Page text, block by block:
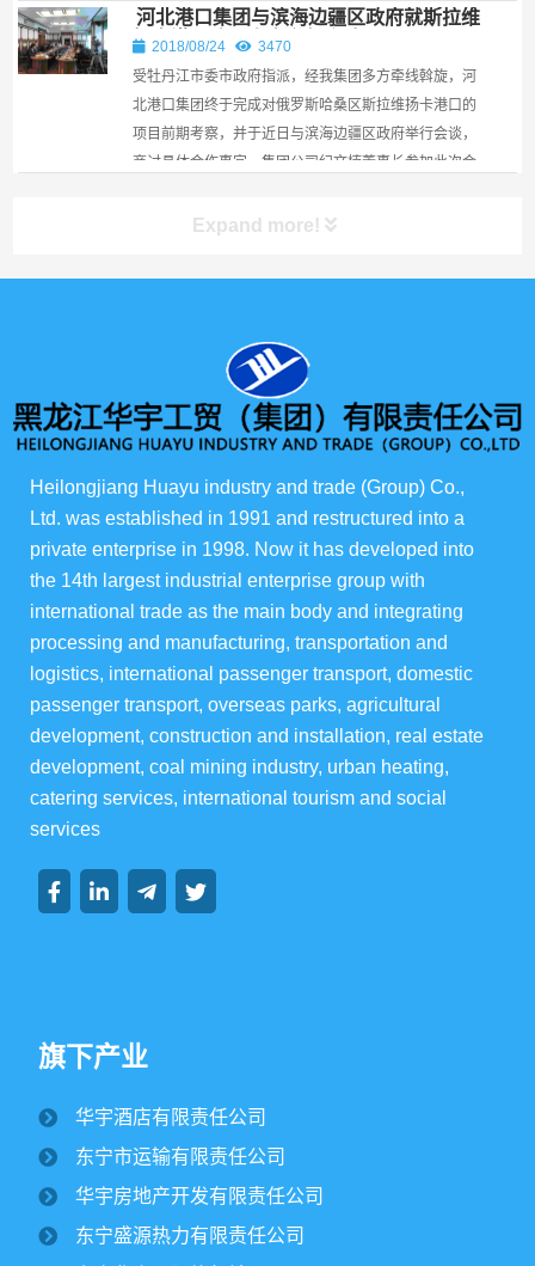
河北港口集团与滨海边疆区政府就斯拉维
扬卡港口建设事宜举行会谈
2018/08/24
3470
受牡丹江市委市政府指派，经我集团多方牵线斡旋，河
北港口集团终于完成对俄罗斯哈桑区斯拉维扬卡港口的
项目前期考察，并于近日与滨海边疆区政府举行会谈，
商讨具体合作事宜，集团公司纪文楠董事长参加此次会
Expand more!
所有产品
俄罗斯伊娃农场
华宇酒店宴会级
华宇楼盘
集团资讯
纪文楠董事长赴境外园区视察大豆收割工作
丰收季。10月15日，华宇集团董事长纪文楠赴境外园区视察农
Heilongjiang Huayu industry and trade (Group) Co.,
Ltd. was established in 1991 and restructured into a
private enterprise in 1998. Now it has developed into
the 14th largest industrial enterprise group with
international trade as the main body and integrating
processing and manufacturing, transportation and
logistics, international passenger transport, domestic
passenger transport, overseas parks, agricultural
development, construction and installation, real estate
development, coal mining industry, urban heating,
catering services, international tourism and social
services
旗下产业
华宇酒店有限责任公司
东宁市运输有限责任公司
华宇房地产开发有限责任公司
东宁盛源热力有限责任公司